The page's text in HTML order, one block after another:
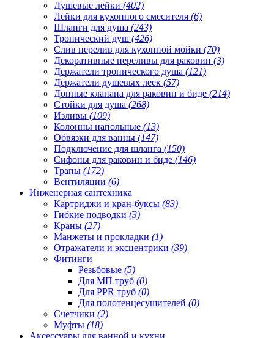
Душевые лейки (402)
Лейки для кухонного смесителя (6)
Шланги для душа (243)
Тропический душ (426)
Слив перелив для кухонной мойки (70)
Декоративные переливы для раковин (3)
Держатели тропического душа (121)
Держатели душевых леек (57)
Донные клапана для раковин и биде (214)
Стойки для душа (268)
Изливы (109)
Колонны напольные (13)
Обвязки для ванны (147)
Подключение для шланга (150)
Сифоны для раковин и биде (146)
Трапы (172)
Вентиляции (6)
Инженерная сантехника
Картриджи и кран-буксы (83)
Гибкие подводки (3)
Краны (27)
Манжеты и прокладки (1)
Отражатели и эксцентрики (39)
Фитинги
Резьбовые (5)
Для МП труб (0)
Для PPR труб (0)
Для полотенцесушителей (0)
Счетчики (2)
Муфты (18)
Аксессуары для ванной и кухни